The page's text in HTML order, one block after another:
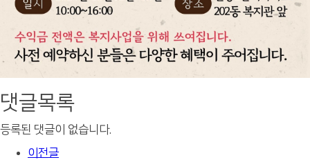
댓글목록
등록된 댓글이 없습니다.
이전글